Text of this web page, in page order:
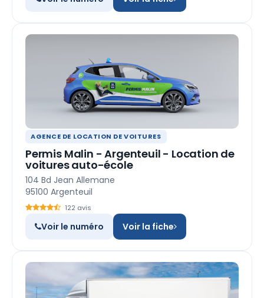
AGENCE DE LOCATION DE VOITURES
Permis Malin - Argenteuil - Location de
voitures auto-école
104 Bd Jean Allemane
95100 Argenteuil
122 avis
Voir le numéro Voir la fiche